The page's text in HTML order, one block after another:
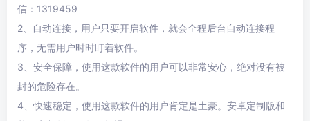
信：1319459
2、自动连接，用户只要开启软件，就会全程后台自动连接程
序，无需用户时时盯着软件。
3、安全保障，使用这款软件的用户可以非常安心，绝对没有被
封的危险存在。
4、快速稳定，使用这款软件的用户肯定是土豪。安卓定制版和